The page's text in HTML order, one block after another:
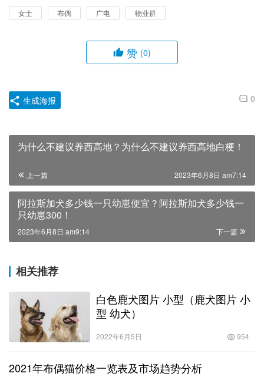
女士 布偶 广电 物业群
赞 (0)
0
生成海报
为什么不建议养西高地？为什么不建议养西高地白梗！
上一篇 2023年6月8日 am7:14
阿拉斯加犬多少钱一只幼崽便宜？阿拉斯加犬多少钱一
只幼崽300！
下一篇
2023年6月8日 am9:14
相关推荐
白色鹿犬图片 小型（鹿犬图片 小
型 幼犬）
2022年6月5日 954
2021年布偶猫价格一览表及市场趋势分析